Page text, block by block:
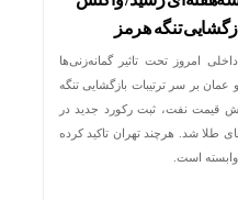
تنگه هرمز
داخلی امروز تحت تاثیر گمانه‌زنی‌ها
عمان بر سر ترتیبات بازگشایی تنگه
قیمت نفت، ثبت رکورد جدید در
طلا شد. هرچند تهران تاکید کرده
وابسته است.